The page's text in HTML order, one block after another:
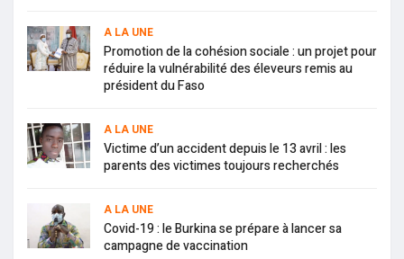
A LA UNE
Promotion de la cohésion sociale : un projet pour
réduire la vulnérabilité des éleveurs remis au
président du Faso
A LA UNE
Victime d’un accident depuis le 13 avril : les
parents des victimes toujours recherchés
A LA UNE
Covid-19 : le Burkina se prépare à lancer sa
campagne de vaccination